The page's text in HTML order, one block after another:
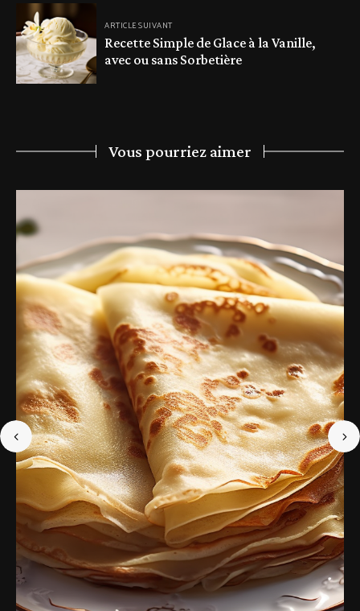
ARTICLE SUIVANT
Recette Simple de Glace à la Vanille,
avec ou sans Sorbetière
Vous pourriez aimer